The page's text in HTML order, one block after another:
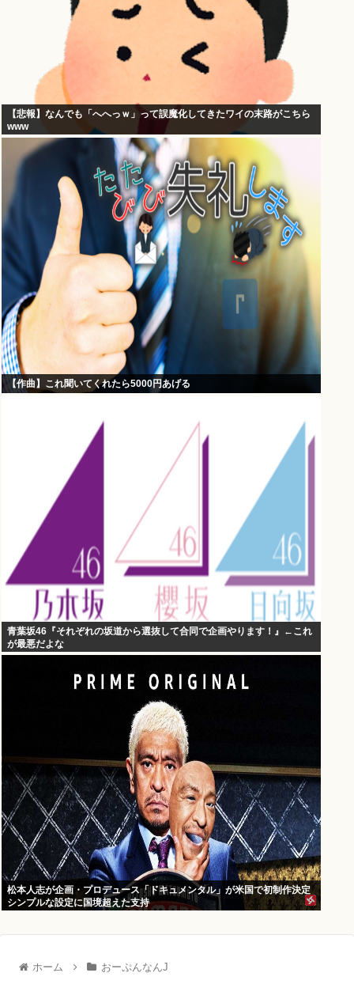
【悲報】なんでも「へへっｗ」って誤魔化してきたワイの末路がこちら
www
【作曲】これ聞いてくれたら5000円あげる
青葉坂46『それぞれの坂道から選抜して合同で企画やります！』←これ
が最悪だよな
松本人志が企画・プロデュース「ドキュメンタル」が米国で初制作決定
シンプルな設定に国境超えた支持
ホーム おーぷんなんJ